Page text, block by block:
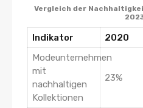
Vergleich der
Indikator 2020
Modeunternehmen
mit
nachhaltigen
Kollektionen
23%